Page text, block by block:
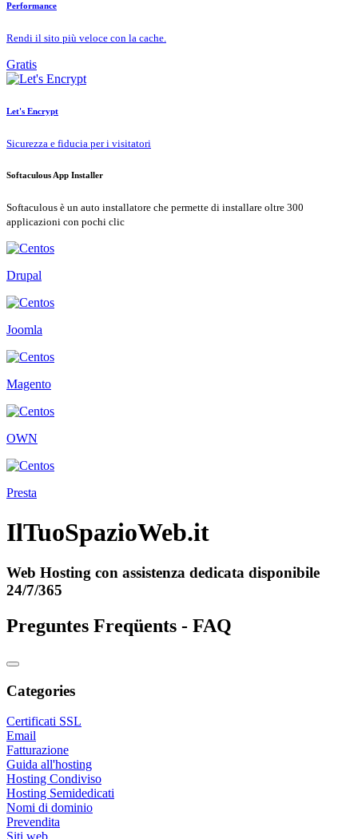
Performance
Rendi il sito più veloce con la cache.
Gratis
Let's Encrypt
Sicurezza e fiducia per i visitatori
Softaculous App Installer
Softaculous è un auto installatore che permette di installare oltre 300
applicazioni con pochi clic
Drupal
Joomla
Magento
OWN
Presta
IlTuoSpazioWeb.it
Web Hosting con assistenza dedicata disponibile
24/7/365
Preguntes Freqüents - FAQ
Categories
Certificati SSL
Email
Fatturazione
Guida all'hosting
Hosting Condiviso
Hosting Semidedicati
Nomi di dominio
Prevendita